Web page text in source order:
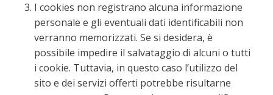
I cookies non registrano alcuna informazione
personale e gli eventuali dati identificabili non
verranno memorizzati. Se si desidera, è
possibile impedire il salvataggio di alcuni o tutti
i cookie. Tuttavia, in questo caso l’utilizzo del
sito e dei servizi offerti potrebbe risultarne